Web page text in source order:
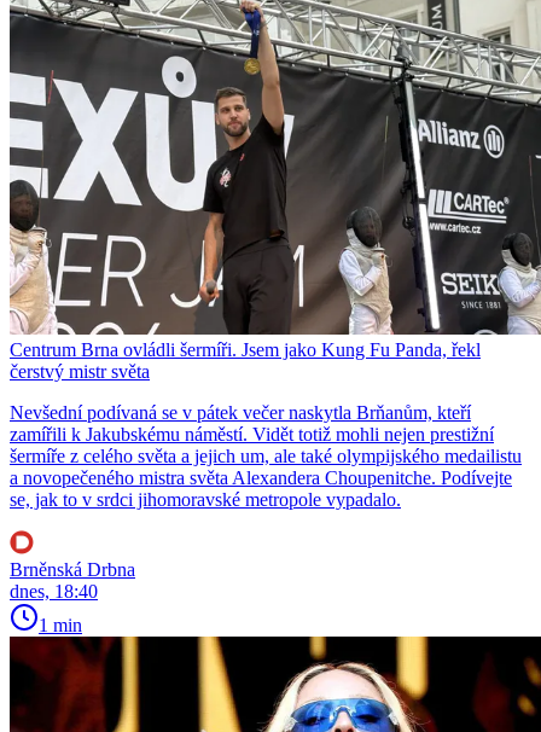
Centrum Brna ovládli šermíři. Jsem jako Kung Fu Panda, řekl
čerstvý mistr světa
Nevšední podívaná se v pátek večer naskytla Brňanům, kteří
zamířili k Jakubskému náměstí. Vidět totiž mohli nejen prestižní
šermíře z celého světa a jejich um, ale také olympijského medailistu
a novopečeného mistra světa Alexandera Choupenitche. Podívejte
se, jak to v srdci jihomoravské metropole vypadalo.
Brněnská Drbna
dnes, 18:40
1 min